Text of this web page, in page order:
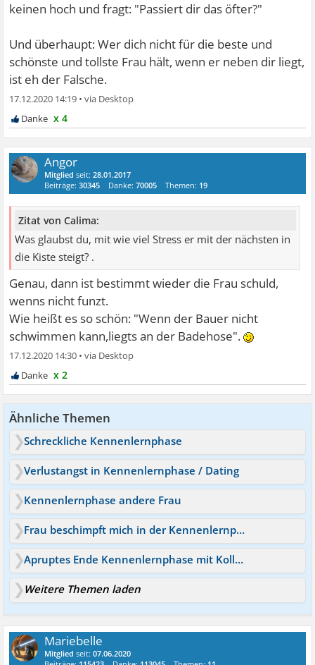
keinen hoch und fragt: "Passiert dir das öfter?"
Und überhaupt: Wer dich nicht für die beste und
schönste und tollste Frau hält, wenn er neben dir liegt,
ist eh der Falsche.
17.12.2020 14:19 •
x 4
Angor
Mitglied seit:28.01.2017
Beiträge:30345 Danke:70005 Themen: 19
Zitat von Calima:
Was glaubst du, mit wie viel Stress er mit der nächsten in
die Kiste steigt? .
Genau, dann ist bestimmt wieder die Frau schuld,
wenns nicht funzt.
Wie heißt es so schön: "Wenn der Bauer nicht
schwimmen kann,liegts an der Badehose".
17.12.2020 14:30 •
x 2
Ähnliche Themen
Schreckliche Kennenlernphase
Verlustangst in Kennenlernphase / Dating
Kennenlernphase andere Frau
Frau beschimpft mich in der Kennenlernphase
Apruptes Ende Kennenlernphase mit Kollegin
Weitere Themen laden
Mariebelle
Mitglied seit:07.06.2020